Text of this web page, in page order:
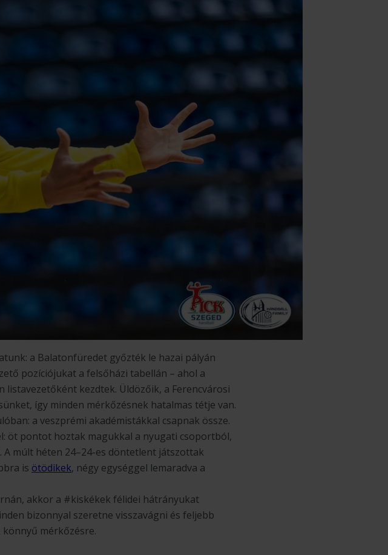
a Balatonfüredet győzték le hazai pályán
pozíciójukat a felsőházi tabellán – ahol a
kezdtek. Üldözőik, a Ferencvárosi
így minden mérkőzésnek hatalmas tétje van.
a veszprémi akadémistákkal csapnak össze.
öt pontot hoztak magukkal a nyugati csoportból,
múlt héten 24–24-es döntetlent játszottak
is ötödikek, négy egységgel lemaradva a
akkor a #kiskékek félidei hátrányukat
bizonnyal szeretne visszavágni és feljebb
mérkőzésre.